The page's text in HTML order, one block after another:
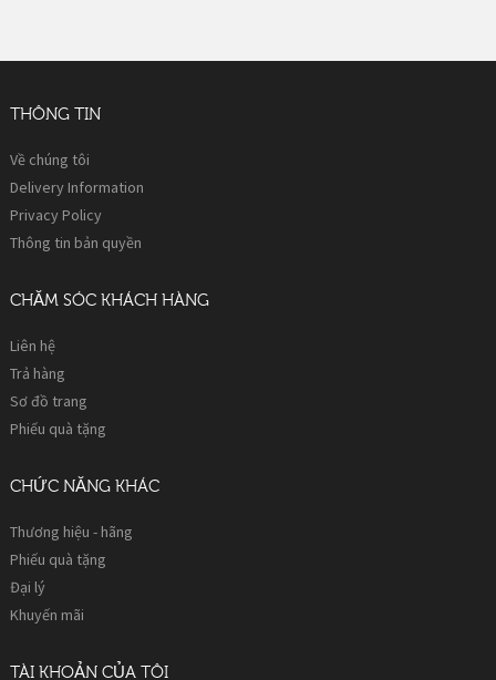
THÔNG TIN
Về chúng tôi
Delivery Information
Privacy Policy
Thông tin bản quyền
CHĂM SÓC KHÁCH HÀNG
Liên hệ
Trả hàng
Sơ đồ trang
Phiếu quà tặng
CHỨC NĂNG KHÁC
Thương hiệu - hãng
Phiếu quà tặng
Đại lý
Khuyến mãi
TÀI KHOẢN CỦA TÔI